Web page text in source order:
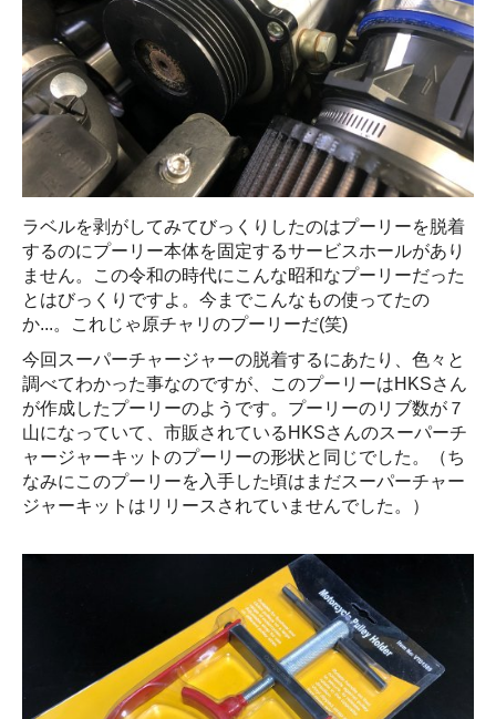
ラベルを剥がしてみてびっくりしたのはプーリーを脱着
するのにプーリー本体を固定するサービスホールがあり
ません。この令和の時代にこんな昭和なプーリーだった
とはびっくりですよ。今までこんなもの使ってたの
か...。これじゃ原チャリのプーリーだ(笑)
今回スーパーチャージャーの脱着するにあたり、色々と
調べてわかった事なのですが、このプーリーはHKSさん
が作成したプーリーのようです。プーリーのリブ数が７
山になっていて、市販されているHKSさんのスーパーチ
ャージャーキットのプーリーの形状と同じでした。（ち
なみにこのプーリーを入手した頃はまだスーパーチャー
ジャーキットはリリースされていませんでした。）